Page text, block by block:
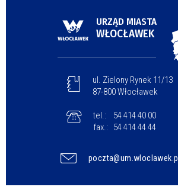
URZĄD MIASTA
WŁOCŁAWEK
ul. Zielony Rynek 11/13
87-800 Włocławek
tel.:
54 414 40 00
fax.:
54 414 44 44
poczta@um.wloclawek.pl